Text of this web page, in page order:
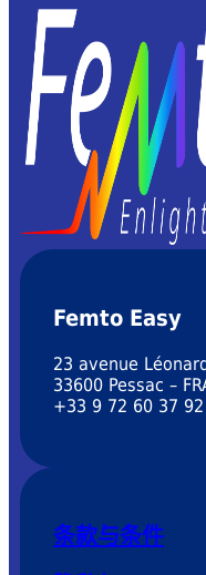
Femto Easy
23 avenue
33600 Pessac –
+33 9 72 60 37 92
条款与条件